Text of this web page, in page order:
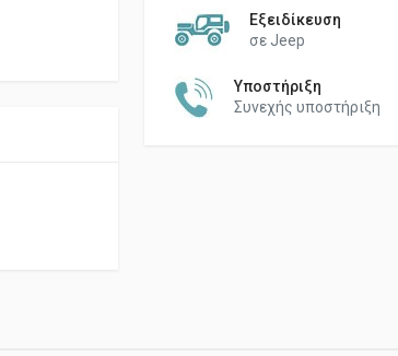
Εξειδίκευση
σε Jeep
Υποστήριξη
Συνεχής υποστήριξη